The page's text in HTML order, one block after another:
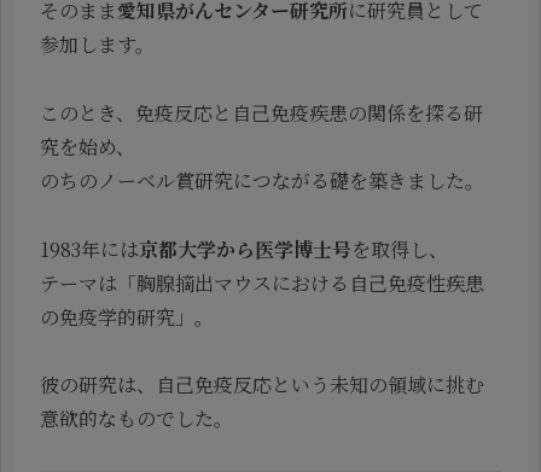
そのまま愛知県がんセンター研究所に研究員として
参加します。
このとき、免疫反応と自己免疫疾患の関係を探る研
究を始め、
のちのノーベル賞研究につながる礎を築きました。
1983年には京都大学から医学博士号を取得し、
テーマは「胸腺摘出マウスにおける自己免疫性疾患
の免疫学的研究」。
彼の研究は、自己免疫反応という未知の領域に挑む
意欲的なものでした。